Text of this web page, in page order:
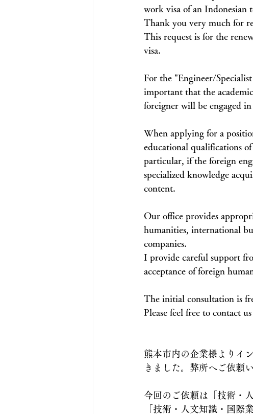
work visa of an Indonesian
Thank you very much for
This request is for the
visa.
For the "Engineer/
important that the
foreigner will be engaged
When applying for a
educational qualifications
particular, if the foreign
specialized knowledge
content.
Our office provides
humanities, international
companies.
I provide careful support
acceptance of foreign
The initial consultation is
Please feel free to contact
熊本市内の企業様よりイ
きました。弊所へご依頼
今回のご依頼は「技術・
「技術・人文知識・国際